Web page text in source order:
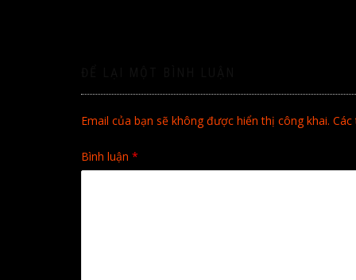
viết
Email của bạn sẽ không được hiển thị công khai.
Bình luận *